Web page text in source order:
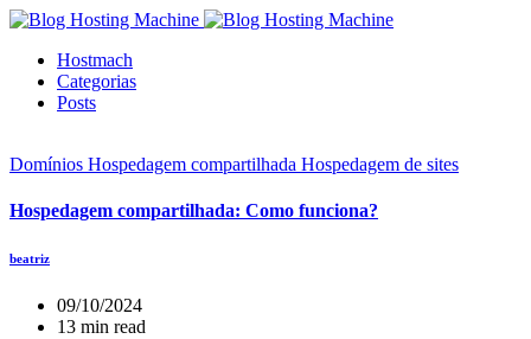
Hostmach
Categorias
Posts
Domínios Hospedagem compartilhada Hospedagem de sites
Hospedagem compartilhada: Como funciona?
beatriz
09/10/2024
13 min read